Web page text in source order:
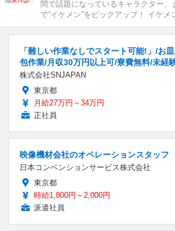
間で話題になっているキャラクター、
で“イケメン”をピックアップ！ イケメ
「難しい作業なしでスタート可能!」/お
包作業/月収30万円以上可/寮費無料/未経
株式会社SNJAPAN
東京都
月給27万円～34万円
正社員
映像機材会社のオペレーションスタッフ
日本コンベンションサービス株式会社
東京都
時給1,800円～2,000円
派遣社員